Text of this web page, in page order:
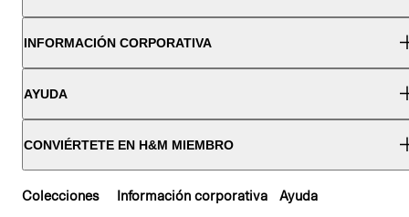
INFORMACIÓN CORPORATIVA
AYUDA
CONVIÉRTETE EN H&M MIEMBRO
Colecciones Información corporativa Ayuda